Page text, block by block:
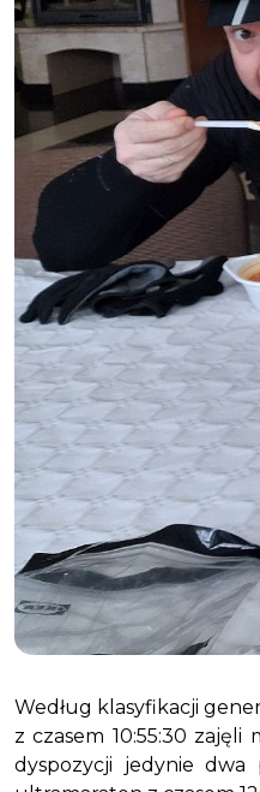
Według klasyfikacji
z czasem 10:55:30
dyspozycji jedynie dwa